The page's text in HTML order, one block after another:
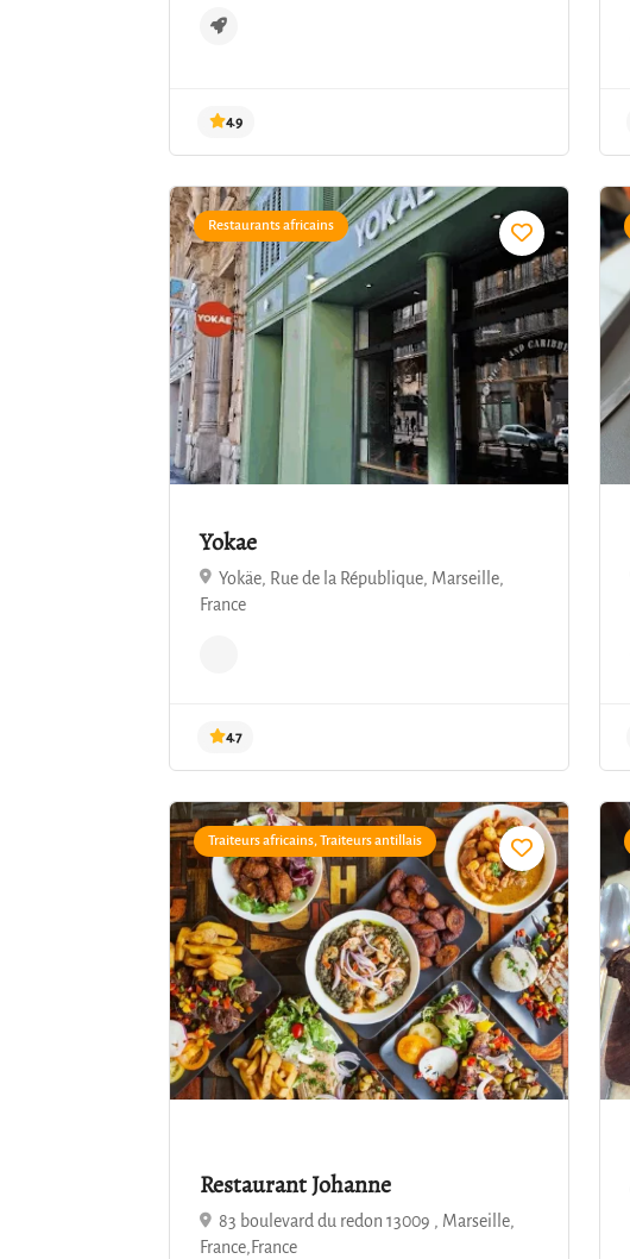
4.9
Restaurants africains
Yokae
Yokäe, Rue de la République, Marseille,
France
4.7
Traiteurs africains, Traiteurs antillais
Restaurant Johanne
83 boulevard du redon 13009 , Marseille,
France,France